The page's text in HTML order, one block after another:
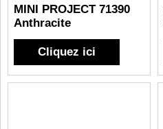
MINI PROJECT 71390
Anthracite
Cliquez ici